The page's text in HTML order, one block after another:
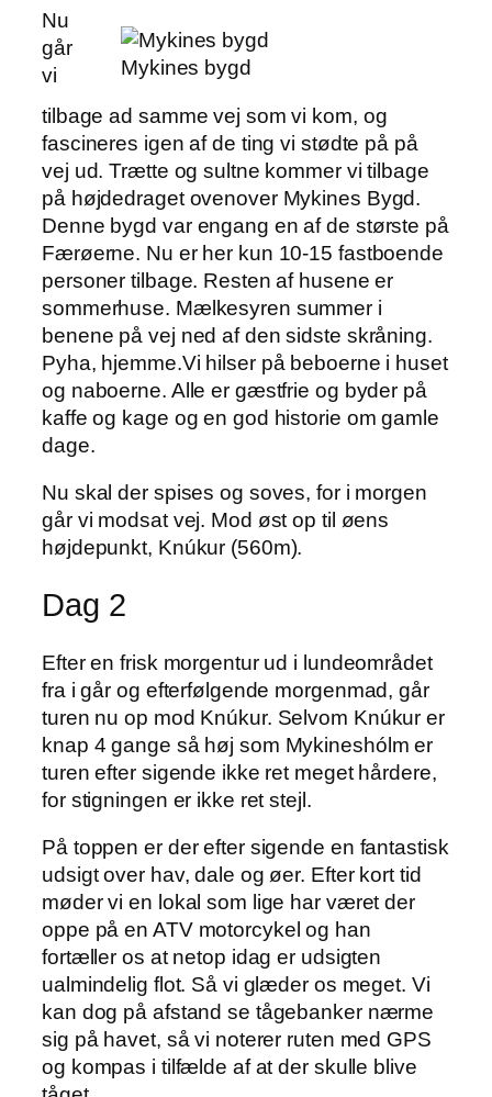
Mykines bygd
Nu
går
vi
tilbage ad samme vej som vi kom, og
fascineres igen af de ting vi stødte på på
vej ud. Trætte og sultne kommer vi tilbage
på højdedraget ovenover Mykines Bygd.
Denne bygd var engang en af de største på
Færøerne. Nu er her kun 10-15 fastboende
personer tilbage. Resten af husene er
sommerhuse. Mælkesyren summer i
benene på vej ned af den sidste skråning.
Pyha, hjemme.Vi hilser på beboerne i huset
og naboerne. Alle er gæstfrie og byder på
kaffe og kage og en god historie om gamle
dage.
Nu skal der spises og soves, for i morgen
går vi modsat vej. Mod øst op til øens
højdepunkt, Knúkur (560m).
Dag 2
Efter en frisk morgentur ud i lundeområdet
fra i går og efterfølgende morgenmad, går
turen nu op mod Knúkur. Selvom Knúkur er
knap 4 gange så høj som Mykineshólm er
turen efter sigende ikke ret meget hårdere,
for stigningen er ikke ret stejl.
På toppen er der efter sigende en fantastisk
udsigt over hav, dale og øer. Efter kort tid
møder vi en lokal som lige har været der
oppe på en ATV motorcykel og han
fortæller os at netop idag er udsigten
ualmindelig flot. Så vi glæder os meget. Vi
kan dog på afstand se tågebanker nærme
sig på havet, så vi noterer ruten med GPS
og kompas i tilfælde af at der skulle blive